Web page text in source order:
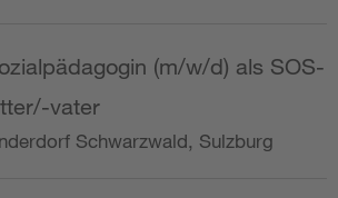
(m/w/d) als SOS-
vater
Schwarzwald, Sulzburg